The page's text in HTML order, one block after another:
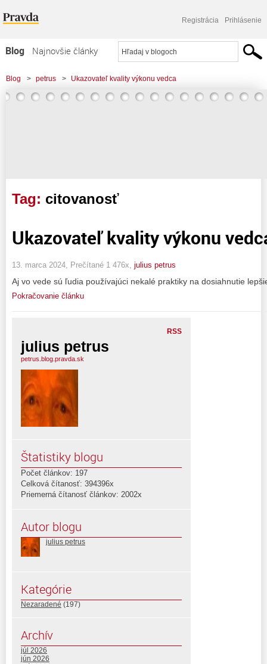
Registrácia Prihlásenie
Blog
Najnovšie články
Najčítanejšie články
Najkomentovanejšie články
Blog > petrus > Ukazovateľ kvality výkonu vedca
Tag: citovanosť
Ukazovateľ kvality výkonu
13. marca 2024, Prečítané 1 476x, julius petrus
Aj vo vede sú ľudia používajúci nekalé praktiky na dosiahnutie
Pokračovanie článku
RSS
julius petrus
petrus.blog.pravda.sk
Štatistiky blogu
Počet článkov: 197
Celková čítanosť: 394396x
Priemerná čítanosť článkov: 2002x
Autor blogu
julius petrus
Kategórie
Nezaradené (197)
Archív
júl 2026
jún 2026